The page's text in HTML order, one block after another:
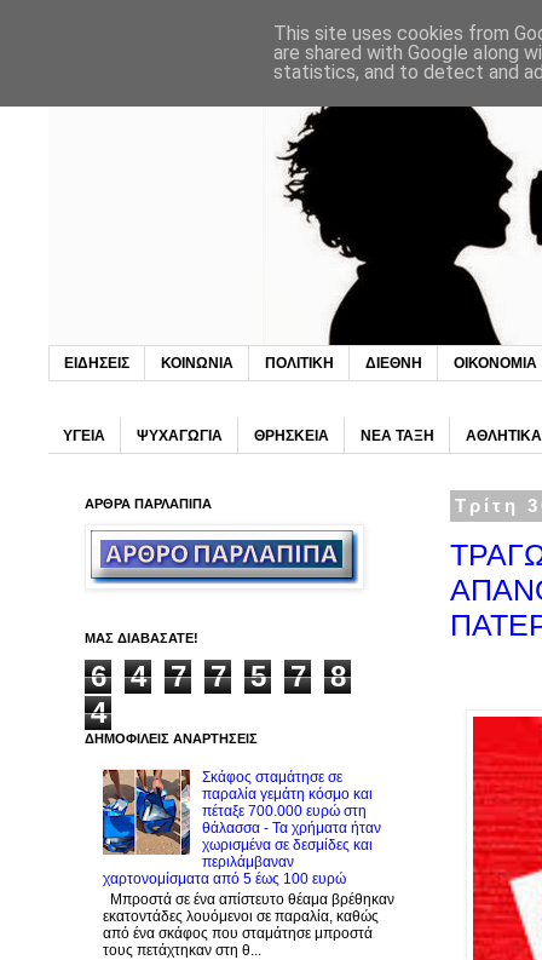
ΕΙΔΗΣΕΙΣ ΚΟΙΝΩΝΙΑ ΠΟΛΙΤΙΚΗ ΔΙΕΘΝΗ ΟΙΚΟΝΟΜΙΑ
ΥΓΕΙΑ ΨΥΧΑΓΩΓΙΑ ΘΡΗΣΚΕΙΑ ΝΕΑ ΤΑΞΗ ΑΘΛΗΤΙΚΑ
Τρίτη
ΑΡΘΡΑ ΠΑΡΛΑΠΙΠΑ
ΜΑΣ ΔΙΑΒΑΣΑΤΕ!
6 4 7 7 5 7
8
4
ΔΗΜΟΦΙΛΕΙΣ ΑΝΑΡΤΗΣΕΙΣ
Σκάφος σταμάτησε σε
παραλία γεμάτη κόσμο και
πέταξε 700.000 ευρώ στη
θάλασσα - Τα χρήματα ήταν
χωρισμένα σε δεσμίδες και
περιλάμβαναν
χαρτονομίσματα από 5 έως 100 ευρώ
Μπροστά σε ένα απίστευτο θέαμα βρέθηκαν
εκατοντάδες λουόμενοι σε παραλία, καθώς
από ένα σκάφος που σταμάτησε μπροστά
τους πετάχτηκαν στη θ...
This site uses cookies from
are shared with Google along
statistics, and to detect and